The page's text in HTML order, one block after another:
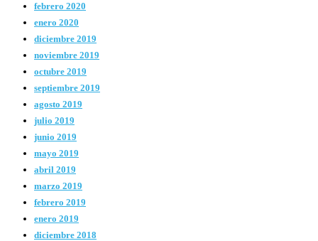
febrero 2020
enero 2020
diciembre 2019
noviembre 2019
octubre 2019
septiembre 2019
agosto 2019
julio 2019
junio 2019
mayo 2019
abril 2019
marzo 2019
febrero 2019
enero 2019
diciembre 2018